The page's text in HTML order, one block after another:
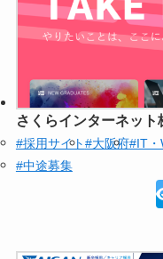
さくらインターネット
#採用サイト#大阪府#IT・
#中途募集